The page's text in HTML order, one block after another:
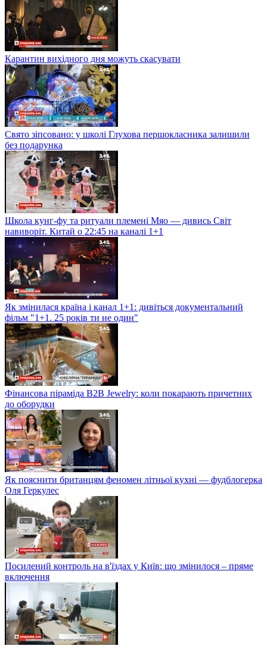
Карантин вихідного дня можуть скасувати
Свято зіпсовано: у школі Глухова першокласника залишили
без подарунка
Школа кунг-фу та ритуали племені Мяо — дивись Світ
навиворіт. Китай о 22:45 на каналі 1+1
Як змінилася країна і канал 1+1: дивіться документальний
фільм "1+1. 25 років ти не один"
Фінансова піраміда B2B Jewelry: коли покарають причетних
до оборудки
Як пояснити британцям феномен літньої кухні — фудблогерка
Оля Геркулес
Посилений контроль на в'їздах у Київ: що змінилося – пряме
включення